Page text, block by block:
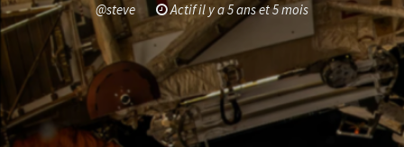
@steve Actif il y a 5 ans et 5 mois